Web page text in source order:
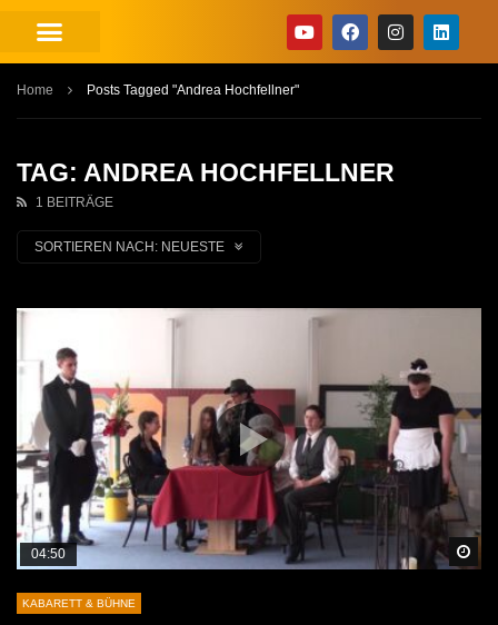
Home Posts Tagged "Andrea Hochfellner"
TAG: ANDREA HOCHFELLNER
1 BEITRÄGE
SORTIEREN NACH: NEUESTE
04:50
KABARETT & BÜHNE